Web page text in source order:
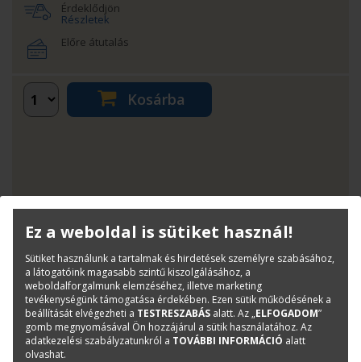
Érdeklődjön
Részletek
Előre átutalás
Kosárba
DOKUMENTUMOK
tm350_355_mfp_z36_datasheet_hu_final-20231124154244.pdf
Ez a weboldal is sütiket használ!
Sütiket használunk a tartalmak és hirdetések személyre szabásához,
a látogatóink magasabb szintű kiszolgálásához, a
weboldalforgalmunk elemzéséhez, illetve marketing
tevékenységünk támogatása érdekében. Ezen sütik működésének a
beállítását elvégezheti a TESTRESZABÁS alatt. Az „ELFOGADOM”
gomb megnyomásával Ön hozzájárul a sütik használatához. Az
adatkezelési szabályzatunkról a TOVÁBBI INFORMÁCIÓ alatt
olvashat.